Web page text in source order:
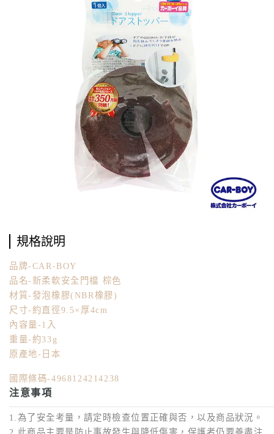
規格說明
品牌-CAR-BOY
品名-新柔軟安全門檔 棕色
材質-發泡橡膠(NBR橡膠)
尺寸-約直徑9.5×厚4cm
內容量-1入
重量-約33g
原產地-日本
國際條碼-4968124214238
注意事項
1.為了安全考量，請定時檢查位置正確與否，以及商品狀況。